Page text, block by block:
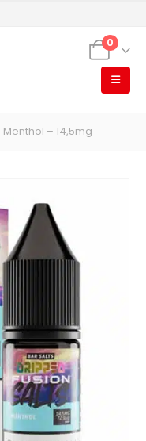
0
– 14,5mg
välja Vitsnus